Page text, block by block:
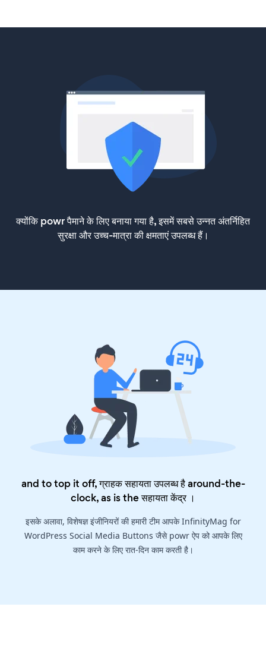
क्योंकि powr पैमाने के लिए बनाया गया है, इसमें सबसे उन्नत अंतर्निहित
सुरक्षा और उच्च-मात्रा की क्षमताएं उपलब्ध हैं।
and to top it off, ग्राहक सहायता उपलब्ध है around-the-
clock, as is theसहायता केंद्र।
इसके अलावा, विशेषज्ञ इंजीनियरों की हमारी टीम आपके InfinityMag for
WordPress Social Media Buttons जैसे powr ऐप को आपके लिए
काम करने के लिए रात-दिन काम करती है।